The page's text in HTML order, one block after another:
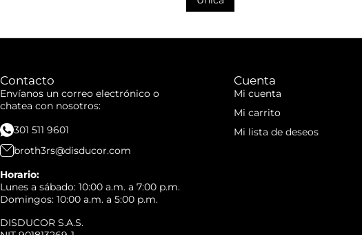
Contacto
Envíanos un correo electrónico o
chatea con nosotros:
301 511 9601
broth3rs@disducor.com
Horario:
Lunes a sábado: 10:00 a.m. a 7:00 p.m.
Domingos: 10:00 a.m. a 5:00 p.m.
DISDUCOR S.A.S.
Cuenta
Mi cuenta
Mi carrito
Mi lista de deseos